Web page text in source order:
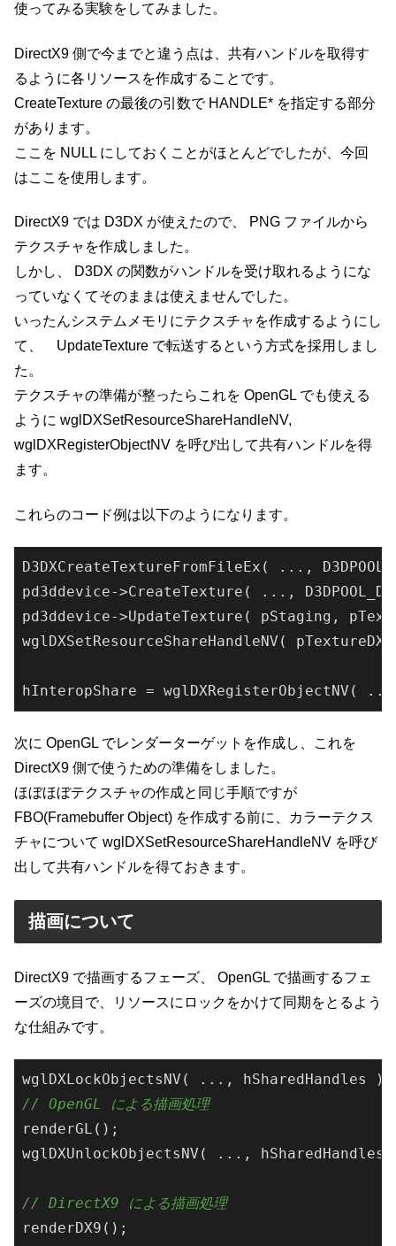
使ってみる実験をしてみました。
DirectX9 側で今までと違う点は、共有ハンドルを取得す
るように各リソースを作成することです。
CreateTexture の最後の引数で HANDLE* を指定する部分
があります。
ここを NULL にしておくことがほとんどでしたが、今回
はここを使用します。
DirectX9 では D3DX が使えたので、 PNG ファイルから
テクスチャを作成しました。
しかし、 D3DX の関数がハンドルを受け取れるようにな
っていなくてそのままは使えませんでした。
いったんシステムメモリにテクスチャを作成するようにし
て、 UpdateTexture で転送するという方式を採用しまし
た。
テクスチャの準備が整ったらこれを OpenGL でも使える
ように wglDXSetResourceShareHandleNV,
wglDXRegisterObjectNV を呼び出して共有ハンドルを得
ます。
これらのコード例は以下のようになります。
D3DXCreateTextureFromFileEx( ... ,
pd3ddevice->CreateTexture( ... ,
pd3ddevice->UpdateTexture( pStaging ,
wglDXSetResourceShareHandleNV( pTextureDX9
hInteropShare = wglDXRegisterObjectNV( ...
次に OpenGL でレンダーターゲットを作成し、これを
DirectX9 側で使うための準備をしました。
ほぼほぼテクスチャの作成と同じ手順ですが
FBO(Framebuffer Object) を作成する前に、カラーテクス
チャについて wglDXSetResourceShareHandleNV を呼び
出して共有ハンドルを得ておきます。
描画について
DirectX9 で描画するフェーズ、 OpenGL で描画するフェ
ーズの境目で、リソースにロックをかけて同期をとるよう
な仕組みです。
wglDXLockObjectsNV ( ..., hSharedHandles )
// OpenGL による描画処理
wglDXUnlockObjectsNV ( ..., hSharedHandles
// DirectX9 による描画処理